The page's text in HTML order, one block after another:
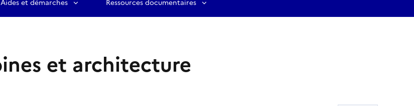
Aides et démarches Ressources documentaires
et architecture